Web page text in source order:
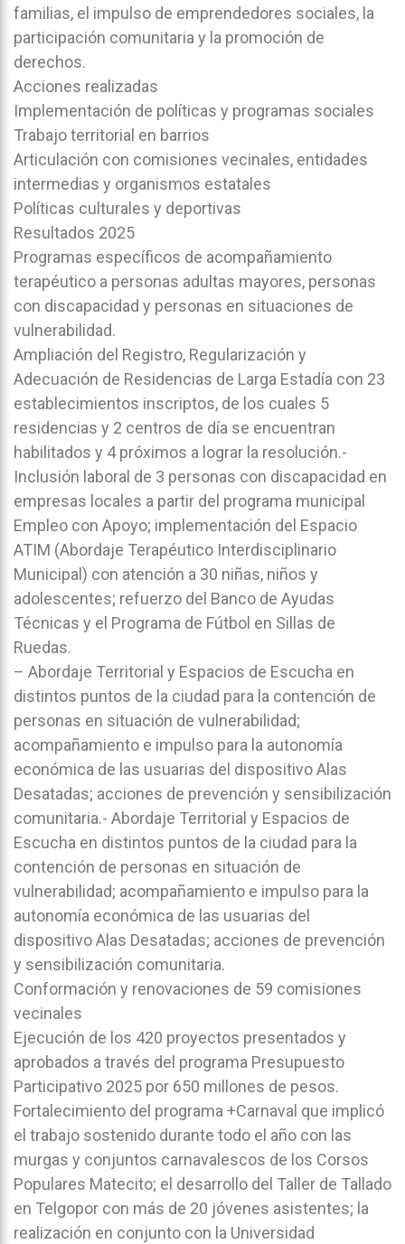
familias, el impulso de emprendedores sociales, la
participación comunitaria y la promoción de
derechos.
Acciones realizadas
Implementación de políticas y programas sociales
Trabajo territorial en barrios
Articulación con comisiones vecinales, entidades
intermedias y organismos estatales
Políticas culturales y deportivas
Resultados 2025
Programas específicos de acompañamiento
terapéutico a personas adultas mayores, personas
con discapacidad y personas en situaciones de
vulnerabilidad.
Ampliación del Registro, Regularización y
Adecuación de Residencias de Larga Estadía con 23
establecimientos inscriptos, de los cuales 5
residencias y 2 centros de día se encuentran
habilitados y 4 próximos a lograr la resolución.-
Inclusión laboral de 3 personas con discapacidad en
empresas locales a partir del programa municipal
Empleo con Apoyo; implementación del Espacio
ATIM (Abordaje Terapéutico Interdisciplinario
Municipal) con atención a 30 niñas, niños y
adolescentes; refuerzo del Banco de Ayudas
Técnicas y el Programa de Fútbol en Sillas de
Ruedas.
– Abordaje Territorial y Espacios de Escucha en
distintos puntos de la ciudad para la contención de
personas en situación de vulnerabilidad;
acompañamiento e impulso para la autonomía
económica de las usuarias del dispositivo Alas
Desatadas; acciones de prevención y sensibilización
comunitaria.- Abordaje Territorial y Espacios de
Escucha en distintos puntos de la ciudad para la
contención de personas en situación de
vulnerabilidad; acompañamiento e impulso para la
autonomía económica de las usuarias del
dispositivo Alas Desatadas; acciones de prevención
y sensibilización comunitaria.
Conformación y renovaciones de 59 comisiones
vecinales
Ejecución de los 420 proyectos presentados y
aprobados a través del programa Presupuesto
Participativo 2025 por 650 millones de pesos.
Fortalecimiento del programa +Carnaval que implicó
el trabajo sostenido durante todo el año con las
murgas y conjuntos carnavalescos de los Corsos
Populares Matecito; el desarrollo del Taller de Tallado
en Telgopor con más de 20 jóvenes asistentes; la
realización en conjunto con la Universidad